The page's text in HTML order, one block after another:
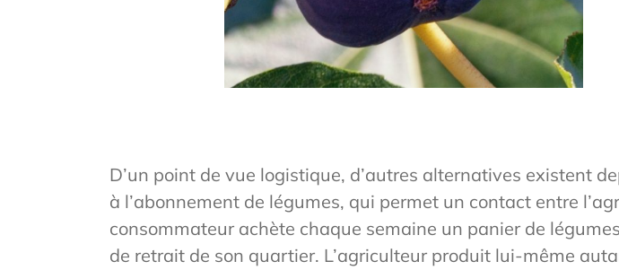
D’un point de vue logistique, d’autres alternatives existent
à l’abonnement de légumes, qui permet un contact entre
consommateur achète chaque semaine un panier de
de retrait de son quartier. L’agriculteur produit lui-même